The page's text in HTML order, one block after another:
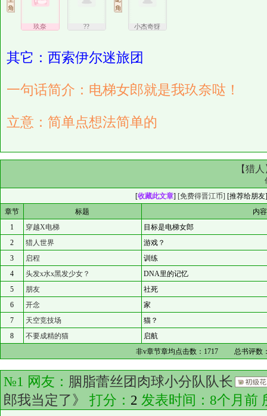
玖奈 ?? 小杰奇犽
其它：西索伊尔迷旅团
一句话简介：电梯女郎就是我玖奈哒！
立意：简单点想法简单的
【猎
[收藏此文章] [免费得晋江币] [推荐给朋友
章节
标题
内
1
穿越X电梯
目标是电梯女郎
2
猎人世界
游戏？
3
启程
训练
4
头发x水x黑发少女？
DNA里的记忆
5
朋友
社死
6
开念
家
7
天空竞技场
猫？
8
不要成精的猫
启航
非v章节章均点击数： 1717 总书评数
№1 网友： 胭脂蕾丝团肉球小分队队长
郎我当定了》
打分： 2 发表时间：8个月前